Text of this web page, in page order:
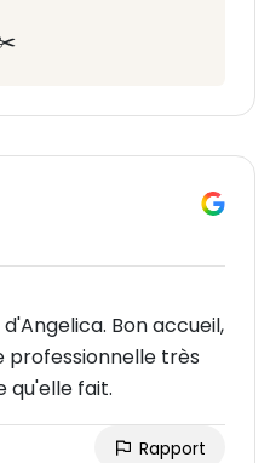
Bon accueil,
professionnelle très
qu'elle fait.
Rapport